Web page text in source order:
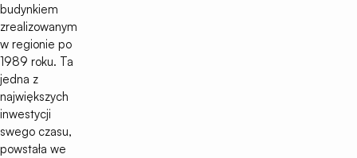
budynkiem
zrealizowanym
w regionie po
1989 roku. Ta
jedna z
największych
inwestycji
swego czasu,
powstała we